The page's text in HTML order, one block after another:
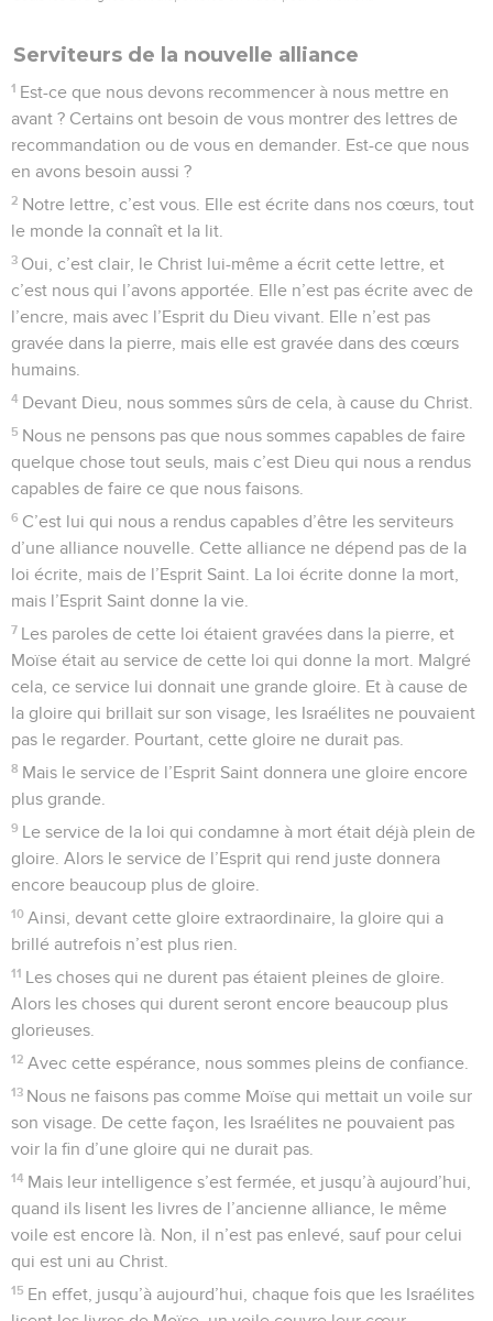
Serviteurs de la nouvelle alliance
1 Est-ce que nous devons recommencer à nous mettre en
avant ? Certains ont besoin de vous montrer des lettres de
recommandation ou de vous en demander. Est-ce que nous
en avons besoin aussi ?
2 Notre lettre, c’est vous. Elle est écrite dans nos cœurs, tout
le monde la connaît et la lit.
3 Oui, c’est clair, le Christ lui-même a écrit cette lettre, et
c’est nous qui l’avons apportée. Elle n’est pas écrite avec de
l’encre, mais avec l’Esprit du Dieu vivant. Elle n’est pas
gravée dans la pierre, mais elle est gravée dans des cœurs
humains.
4 Devant Dieu, nous sommes sûrs de cela, à cause du Christ.
5 Nous ne pensons pas que nous sommes capables de faire
quelque chose tout seuls, mais c’est Dieu qui nous a rendus
capables de faire ce que nous faisons.
6 C’est lui qui nous a rendus capables d’être les serviteurs
d’une alliance nouvelle. Cette alliance ne dépend pas de la
loi écrite, mais de l’Esprit Saint. La loi écrite donne la mort,
mais l’Esprit Saint donne la vie.
7 Les paroles de cette loi étaient gravées dans la pierre, et
Moïse était au service de cette loi qui donne la mort. Malgré
cela, ce service lui donnait une grande gloire. Et à cause de
la gloire qui brillait sur son visage, les Israélites ne pouvaient
pas le regarder. Pourtant, cette gloire ne durait pas.
8 Mais le service de l’Esprit Saint donnera une gloire encore
plus grande.
9 Le service de la loi qui condamne à mort était déjà plein de
gloire. Alors le service de l’Esprit qui rend juste donnera
encore beaucoup plus de gloire.
10 Ainsi, devant cette gloire extraordinaire, la gloire qui a
brillé autrefois n’est plus rien.
11 Les choses qui ne durent pas étaient pleines de gloire.
Alors les choses qui durent seront encore beaucoup plus
glorieuses.
12 Avec cette espérance, nous sommes pleins de confiance.
13 Nous ne faisons pas comme Moïse qui mettait un voile sur
son visage. De cette façon, les Israélites ne pouvaient pas
voir la fin d’une gloire qui ne durait pas.
14 Mais leur intelligence s’est fermée, et jusqu’à aujourd’hui,
quand ils lisent les livres de l’ancienne alliance, le même
voile est encore là. Non, il n’est pas enlevé, sauf pour celui
qui est uni au Christ.
15 En effet, jusqu’à aujourd’hui, chaque fois que les Israélites